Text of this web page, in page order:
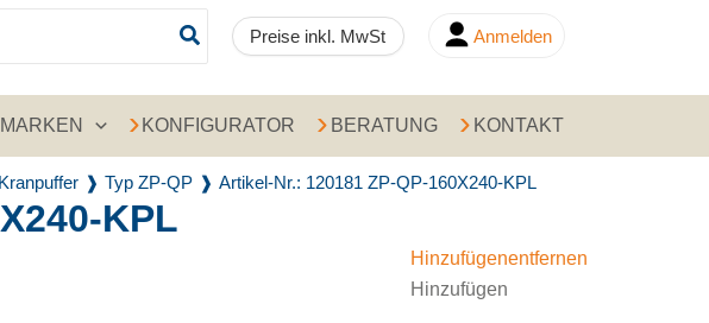
Preise inkl. MwSt
Anmelden
MARKEN KONFIGURATOR BERATUNG KONTAKT
Kranpuffer Typ ZP-QP Artikel-Nr.: 120181 ZP-QP-160X240-KPL
KPL
Hinzufügenentfernen
Hinzufügen